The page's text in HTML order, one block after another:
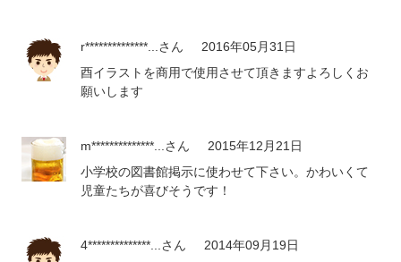
r**************... さん
2016年05月31日
酉イラストを商用で使用させて頂きますよろしくお
願いします
m**************... さん
2015年12月21日
小学校の図書館掲示に使わせて下さい。かわいくて
児童たちが喜びそうです！
4**************... さん
2014年09月19日